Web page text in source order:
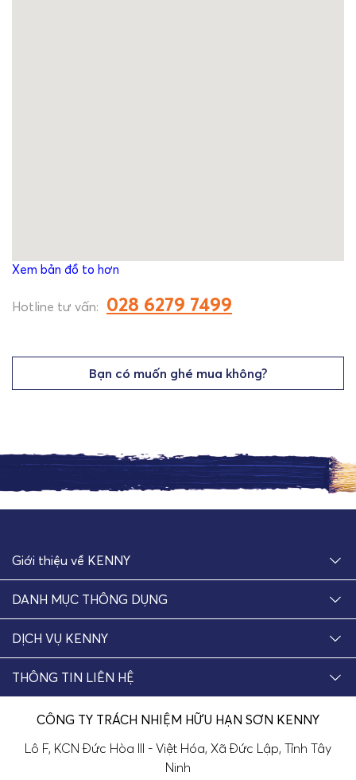
Xem bản đồ to hơn
Hotline tư vấn: 028 6279 7499
Bạn có muốn ghé mua không?
Giới thiệu về KENNY
DANH MỤC THÔNG DỤNG
DỊCH VỤ KENNY
THÔNG TIN LIÊN HỆ
CÔNG TY TRÁCH NHIỆM HỮU HẠN SƠN KENNY
Lô F, KCN Đức Hòa III - Việt Hóa, Xã Đức Lập, Tỉnh Tây
Ninh